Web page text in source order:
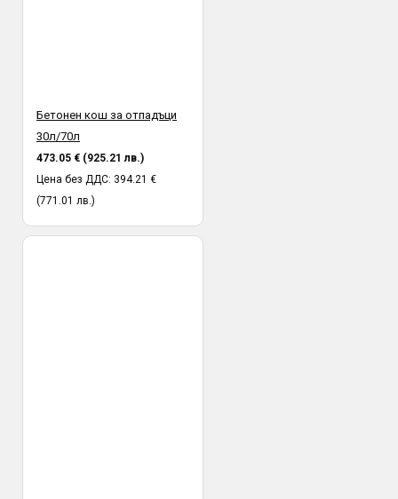
Бетонен кош за отпадъци
30л/70л
473.05 € (925.21 лв.)
Цена без ДДС: 394.21 €
(771.01 лв.)